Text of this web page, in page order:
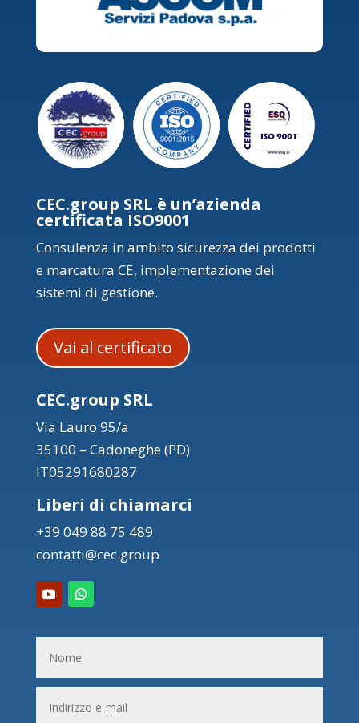
CEC.group SRL è un’azienda
certificata ISO9001
Consulenza in ambito sicurezza dei prodotti
e marcatura CE, implementazione dei
sistemi di gestione.
Vai al certificato
CEC.group SRL
Via Lauro 95/a
35100 – Cadoneghe (PD)
IT05291680287
Liberi di chiamarci
+39 049 88 75 489
contatti@cec.group